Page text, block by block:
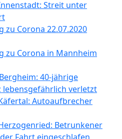
Streit unter
zu Corona 22.07.2020
zu Corona in Mannheim
40-jährige
lebensgefährlich verletzt
Autoaufbrecher
Betrunkener